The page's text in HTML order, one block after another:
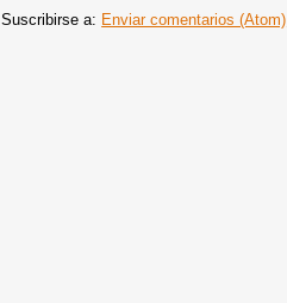
Suscribirse a: Enviar comentarios (Atom)